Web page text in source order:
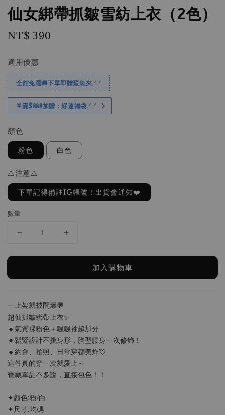
仙女綁帶抓皺雪紡上衣（2色）
Regular
NT$ 390
適用優惠
全館免運🚚下單即贈鯊魚夾.ᐟ.ᐟ
𖤐滿$𝟖𝟖𝟖加贈：好運福袋.ᐟ‪.ᐟ
顏色
粉色 白色
⚠️注意⚠️
下單記得備註IG帳號！出貨會通知❤️
數量
加入購物車
一上架就被問爆💬
超仙抓皺綁帶上衣✨
🔸氣質裸粉色＋飄飄袖超加分
🔸鬆緊設計不挑身形，胸型腰身一次修飾！
🔸約會、拍照、日常穿都美炸💘
這件真的穿一次就愛上～
寶藏單品不多說，直接包色！！
✦顏色:粉/白
✦尺寸:均碼